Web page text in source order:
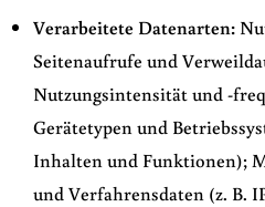
Verarbeitete Datenarten:
Seitenaufrufe und
Nutzungsintensität und -
Gerätetypen und
Inhalten und Funktionen);
und Verfahrensdaten (z. B.